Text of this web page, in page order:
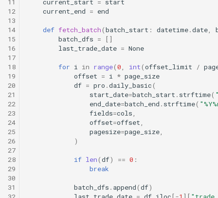
11
12
13
14
15
16
17
18
19
20
21
22
23
24
25
26
27
28
29
30
31
current_start = start
current_end = end
def fetch_batch(batch_start : datetime.date,
batch_dfs =
[]
last_trade_date = None
for i in range(0, int(offset_limit /
offset = i * page_size
df = pro .daily_basic(
start_date=batch_start . strftime(
end_date=batch_end . strftime(
fields=cols,
offset=offset,
pagesize=page_size,
)
if len(df) == 0 :
break
batch_dfs . append(df)